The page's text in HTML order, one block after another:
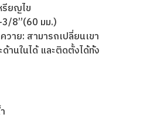
ยญไข
3/8”(60 มม.)
วาย: สามารถเปลี่ยนเขา
านในได้ และติดตั้งได้ท้ัง